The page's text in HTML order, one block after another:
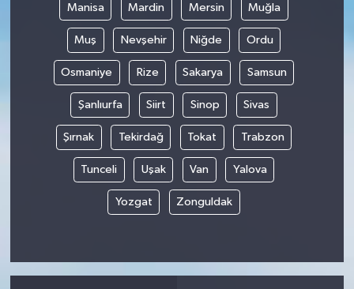
Manisa Mardin Mersin Muğla
Muş Nevşehir Niğde Ordu
Osmaniye Rize Sakarya Samsun
Şanlıurfa Siirt Sinop Sivas
Şırnak Tekirdağ Tokat Trabzon
Tunceli Uşak Van Yalova
Yozgat Zonguldak